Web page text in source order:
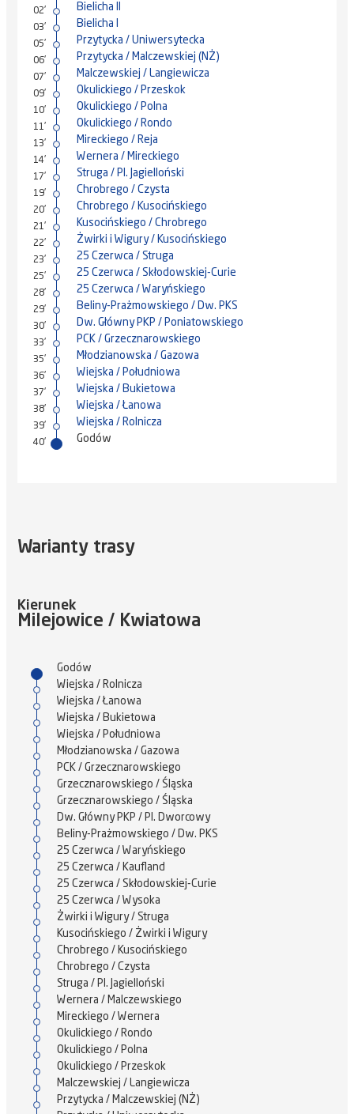
02' Bielicha II
03' Bielicha I
05' Przytycka / Uniwersytecka
06' Przytycka / Malczewskiej (NŻ)
07' Malczewskiej / Langiewicza
09' Okulickiego / Przeskok
10' Okulickiego / Polna
11' Okulickiego / Rondo
13' Mireckiego / Reja
14' Wernera / Mireckiego
17' Struga / Pl. Jagielloński
19' Chrobrego / Czysta
20' Chrobrego / Kusocińskiego
21' Kusocińskiego / Chrobrego
22' Żwirki i Wigury / Kusocińskiego
23' 25 Czerwca / Struga
25' 25 Czerwca / Skłodowskiej-Curie
28' 25 Czerwca / Waryńskiego
29' Beliny-Prażmowskiego / Dw. PKS
30' Dw. Główny PKP / Poniatowskiego
33' PCK / Grzecznarowskiego
35' Młodzianowska / Gazowa
36' Wiejska / Południowa
37' Wiejska / Bukietowa
38' Wiejska / Łanowa
39' Wiejska / Rolnicza
40' Godów
Warianty trasy
Kierunek
Milejowice / Kwiatowa
Godów
Wiejska / Rolnicza
Wiejska / Łanowa
Wiejska / Bukietowa
Wiejska / Południowa
Młodzianowska / Gazowa
PCK / Grzecznarowskiego
Grzecznarowskiego / Śląska
Grzecznarowskiego / Śląska
Dw. Główny PKP / Pl. Dworcowy
Beliny-Prażmowskiego / Dw. PKS
25 Czerwca / Waryńskiego
25 Czerwca / Kaufland
25 Czerwca / Skłodowskiej-Curie
25 Czerwca / Wysoka
Żwirki i Wigury / Struga
Kusocińskiego / Żwirki i Wigury
Chrobrego / Kusocińskiego
Chrobrego / Czysta
Struga / Pl. Jagielloński
Wernera / Malczewskiego
Mireckiego / Wernera
Okulickiego / Rondo
Okulickiego / Polna
Okulickiego / Przeskok
Malczewskiej / Langiewicza
Przytycka / Malczewskiej (NŻ)